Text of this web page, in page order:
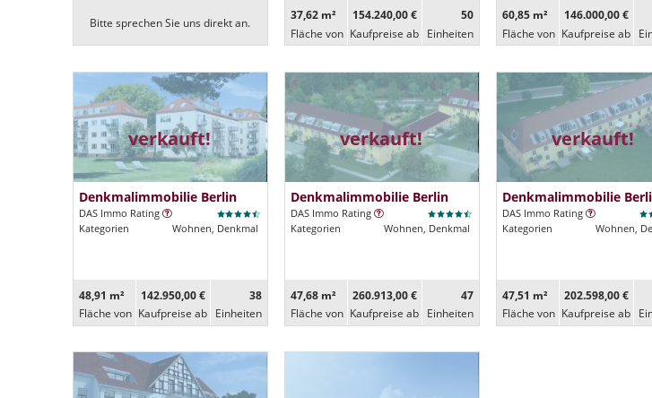
Bitte sprechen Sie uns direkt an.
37,62 m²
Fläche von
154.240,00 €
Kaufpreise ab
50
Ein­heiten
60,85 m²
Fläche von
146.000,00 €
Kaufpreise ab
verkauft!
Denkmalimmobilie Berlin
DAS Immo Rating
Kategorien
Wohnen, Denkmal
48,91 m²
Fläche von
142.950,00 €
Kaufpreise ab
38
Ein­heiten
verkauft!
Denkmalimmobilie Berlin
DAS Immo Rating
Kategorien
Wohnen, Denkmal
47,68 m²
Fläche von
260.913,00 €
Kaufpreise ab
47
Ein­heiten
verkauft!
Denkmalimmobilie
DAS Immo Rating
Kategorien
Wohnen,
47,51 m²
Fläche von
202.598,00 €
Kaufpreise ab